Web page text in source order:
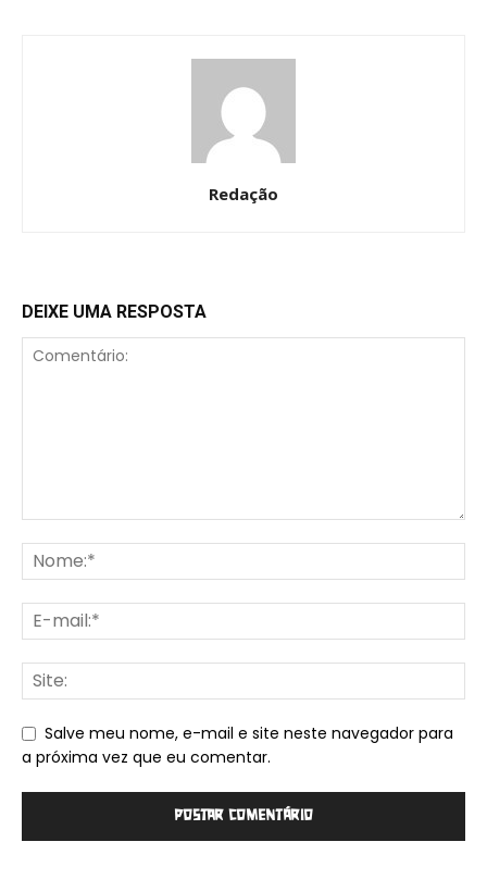
Redação
DEIXE UMA RESPOSTA
Salve meu nome, e-mail e site neste navegador para
a próxima vez que eu comentar.